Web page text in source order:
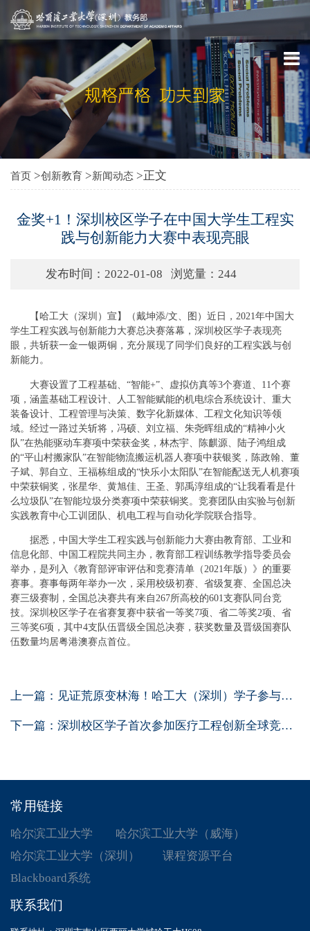
首页 >创新教育 >新闻动态 >正文
金奖+1！深圳校区学子在中国大学生工程实
践与创新能力大赛中表现亮眼
发布时间：2022-01-08 浏览量： 244
【哈工大（深圳）宣】（戴坤添/文、图）近日，2021年中国大
学生工程实践与创新能力大赛总决赛落幕，深圳校区学子表现亮
眼，共斩获一金一银两铜，充分展现了同学们良好的工程实践与创
新能力。
大赛设置了工程基础、“智能+”、虚拟仿真等3个赛道、11个赛
项，涵盖基础工程设计、人工智能赋能的机电综合系统设计、重大
装备设计、工程管理与决策、数字化新媒体、工程文化知识等领
域。经过一路过关斩将，冯硕、刘立福、朱尧晖组成的“精神小火
队”在热能驱动车赛项中荣获金奖，林杰宇、陈麒源、陆子鸿组成
的“平山村搬家队”在智能物流搬运机器人赛项中获银奖，陈政翰、董
子斌、郭自立、王福栋组成的“快乐小太阳队”在智能配送无人机赛项
中荣获铜奖，张星华、黄旭佳、王圣、郭禹淳组成的“让我看看是什
么垃圾队”在智能垃圾分类赛项中荣获铜奖。竞赛团队由实验与创新
实践教育中心工训团队、机电工程与自动化学院联合指导。
据悉，中国大学生工程实践与创新能力大赛由教育部、工业和
信息化部、中国工程院共同主办，教育部工程训练教学指导委员会
举办，是列入《教育部评审评估和竞赛清单（2021年版）》的重要
赛事。赛事每两年举办一次，采用校级初赛、省级复赛、全国总决
赛三级赛制，全国总决赛共有来自267所高校的601支赛队同台竞
技。深圳校区学子在省赛复赛中获省一等奖7项、省二等奖2项、省
三等奖6项，其中4支队伍晋级全国总决赛，获奖数量及晋级国赛队
伍数量均居粤港澳赛点首位。
上一篇： 见证荒原变林海！哈工大（深圳）学子参与创...
下一篇： 深圳校区学子首次参加医疗工程创新全球竞赛...
常用链接
哈尔滨工业大学
哈尔滨工业大学（威海）
哈尔滨工业大学（深圳）
课程资源平台
Blackboard系统
联系我们